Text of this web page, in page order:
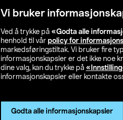
Vi bruker
Ved å trykke på «Godta alle
henhold til vår policy for
markedsføringstiltak. Vi bruker fire
informasjonskapsler er det ikke noe
dine valg, kan du trykke på
informasjonskapsler eller kontakte
Godta alle informasjonskapsler